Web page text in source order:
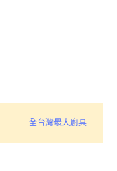
全台灣最大廚具